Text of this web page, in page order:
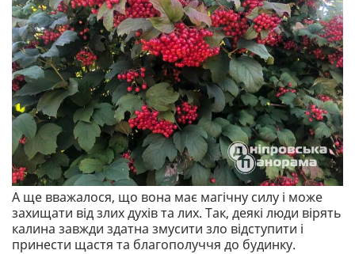
А ще вважалося, що вона має магічну силу і може
захищати від злих духів та лих. Так, деякі люди вірять
калина завжди здатна змусити зло відступити і
принести щастя та благополуччя до будинку.